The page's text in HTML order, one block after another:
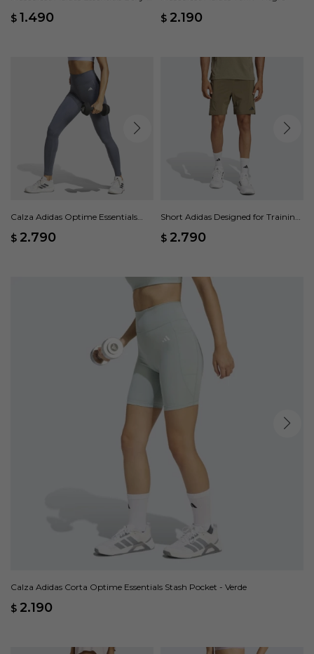
$ 1.490 $ 2.190
Calza Adidas Optime Essentials
$ 2.790
Short Adidas Designed for Training
$ 2.790
Calza Adidas Corta Optime Essentials Stash Pocket - Verde
$ 2.190